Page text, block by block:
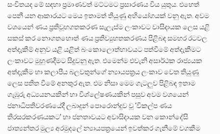
සංචිතයද මේ සඳහා ප්‍රමාණවත් මට්ටමට ප්‍රසාරණය විය යුතුය. එහෙත්
පෙනී යන ආකාරයට මෙය ඉතාමත් තියුණු අභියෝගයක් වනු ඇත. අවම
වශයෙන් ණය ප්‍රතිවූහගතකරණ සැලැස්ම ලංකාවට වාසිදායක ලෙස යළි
සකස් කර නොගතහොත් ණය ප්‍රතිව්‍යුහතකරණය පිළිබඳ සමහර රටවල
අත්දැකීම් අනුව යළි යළිත් බංකොලොත්භාවයට පත්වීමේ අත්දැකීමට
ලංකාවට මුහුණදීමට සිදුවනු ඇත. එමෙන්ම එවැනි අසාර්ථක රාජ්‍යයක
අත්දැකීම හා කලාපීය බලවතුන්ගේ න්‍යායපත්‍රය ලංකාව වෙත තියුණු
ලෙස පතිත වීමේ අනතුර ඇත. එම නිසා මෙම ගැටලුව පිළිබඳ ඉතාම
ගැඹුරු අධ්‍යයනයකින් හා විශ්ලේෂණයකින් පසුව අවම වශයෙන්
ජනාධිපතිවරණයේදී ලබාදුන් පොරොන්දුව වූ ‘විකල්ප ණය
තිරසරකරණයකට’ හා ජනතාවයට අවාසිදායක වන කොන්දේසි
ජාත්‍යන්තර මුල්‍ය අරමුදලේ න්‍යායපත්‍රයෙන් ඉවත්කර ගැනීමේ වගකීම